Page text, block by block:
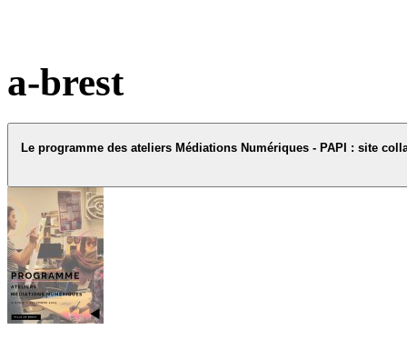
a-brest
Le programme des ateliers Médiations Numériques - PAPI : site